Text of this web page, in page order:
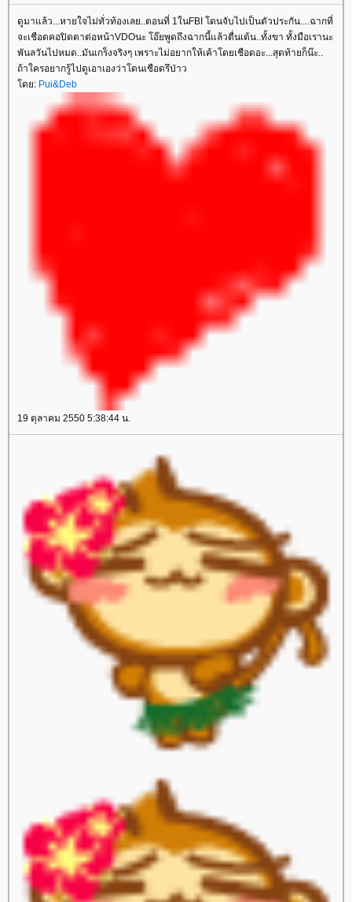
ดูมาแล้ว...หายใจไม่ทั่วท้องเลย..ตอนที่ 1ในFBI โดนจับไปเป็นตัวประกัน....ฉากที่
จะเชือดคอปิดตาต่อหน้าVDOนะ โอ๊ยพูดถึงฉากนี้แล้วตื่นเต้น..ทั้งขา ทั้งมือเรานะ
พันลวันไปหมด..มันเกร็งจริงๆ เพราะไม่อยากให้เค้าโดยเชือดอะ...สุดท้ายก็น๊ะ..
ถ้าใครอยากรู้ไปดูเอาเองว่าโดนเชือดรึป่าว
ดย: Pui&Deb
19 ตุลาคม 2550 5:38:44 น.